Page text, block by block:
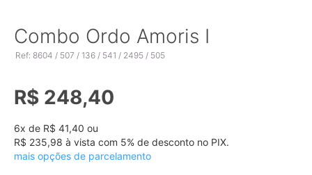
Saltar
para
o
Galeria
imagens
Combo Ordo Amoris I
Ref: 8604 / 507 / 136 / 541 / 2495 / 505
R$ 248,40
6x de R$ 41,40 ou
R$ 235,98 à vista com 5% de desconto no PIX.
mais opções de parcelamento